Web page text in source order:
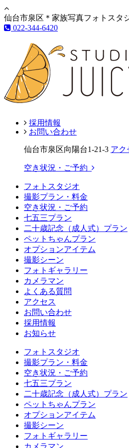
仙台市泉区＊家族写真フォトスタ
022-344-6420
採用情報
お問い合わせ
仙台市泉区向陽台1-21-3 アク
空き状況・ご予約
フォトスタジオ
撮影プラン・料金
空き状況・ご予約
七五三プラン
二十歳記念（成人式）プラン
ペットちゃんプラン
オプションアイテム
撮影シーン
フォトギャラリー
カメラマン
よくある質問
アクセス
お問い合わせ
採用情報
お知らせ
フォトスタジオ
撮影プラン・料金
空き状況・ご予約
七五三プラン
二十歳記念（成人式）プラン
ペットちゃんプラン
オプションアイテム
撮影シーン
フォトギャラリー
カメラマン